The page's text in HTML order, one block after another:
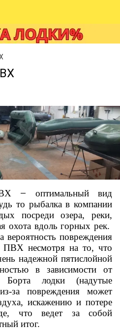
—
оптимальный вид
то рыбалка в компании
посреди озера, реки,
охота вдоль горных рек.
повреждения
ПВХ несмотря на то, что
надежной пятислойной
в зависимости от
Борта лодки (надутые
за повреждения может
искажению и потере
что ведет за собой
итог.